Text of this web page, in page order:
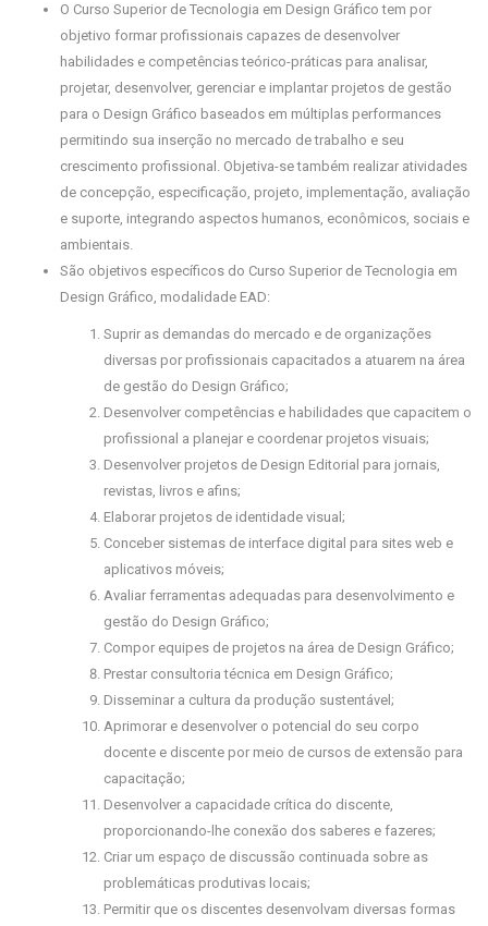
O Curso Superior de Tecnologia em Design Gráfico tem por
objetivo formar profissionais capazes de desenvolver
habilidades e competências teórico-práticas para analisar,
projetar, desenvolver, gerenciar e implantar projetos de gestão
para o Design Gráfico baseados em múltiplas performances
permitindo sua inserção no mercado de trabalho e seu
crescimento profissional. Objetiva-se também realizar atividades
de concepção, especificação, projeto, implementação, avaliação
e suporte, integrando aspectos humanos, econômicos, sociais e
ambientais.
São objetivos específicos do Curso Superior de Tecnologia em
Design Gráfico, modalidade EAD:
Suprir as demandas do mercado e de organizações
diversas por profissionais capacitados a atuarem na área
de gestão do Design Gráfico;
Desenvolver competências e habilidades que capacitem o
profissional a planejar e coordenar projetos visuais;
Desenvolver projetos de Design Editorial para jornais,
revistas, livros e afins;
Elaborar projetos de identidade visual;
Conceber sistemas de interface digital para sites web e
aplicativos móveis;
Avaliar ferramentas adequadas para desenvolvimento e
gestão do Design Gráfico;
Compor equipes de projetos na área de Design Gráfico;
Prestar consultoria técnica em Design Gráfico;
Disseminar a cultura da produção sustentável;
Aprimorar e desenvolver o potencial do seu corpo
docente e discente por meio de cursos de extensão para
capacitação;
Desenvolver a capacidade crítica do discente,
proporcionando-lhe conexão dos saberes e fazeres;
Criar um espaço de discussão continuada sobre as
problemáticas produtivas locais;
Permitir que os discentes desenvolvam diversas formas